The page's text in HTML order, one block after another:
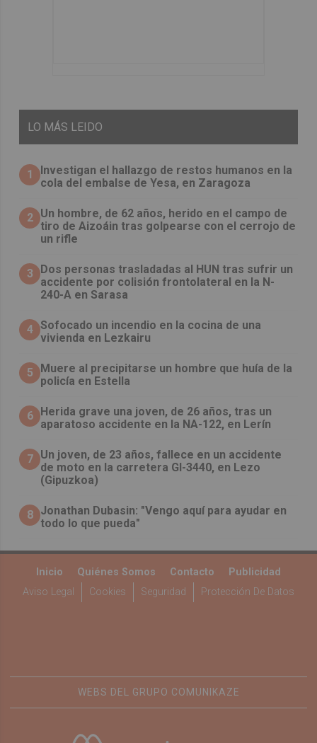
LO MÁS LEIDO
1
Investigan el hallazgo de restos humanos en la
cola del embalse de Yesa, en Zaragoza
2 Un hombre, de 62 años, herido en el campo de
tiro de Aizoáin tras golpearse con el cerrojo de
un rifle
3
​Dos personas trasladadas al HUN tras sufrir un
accidente por colisión frontolateral en la N-
240-A en Sarasa
4 Sofocado un incendio en la cocina de una
vivienda en Lezkairu
5
Muere al precipitarse un hombre que huía de la
policía en Estella
6 Herida grave una joven, de 26 años, tras un
aparatoso accidente en la NA-122, en Lerín
7 Un joven, de 23 años, fallece en un accidente
de moto en la carretera GI-3440, en Lezo
(Gipuzkoa)
8 Jonathan Dubasin: "Vengo aquí para ayudar en
todo lo que pueda"
Inicio Quiénes Somos Contacto
Publicidad
Aviso Legal
Cookies Seguridad Protección De Datos
WEBS DEL GRUPO COMUNIKAZE